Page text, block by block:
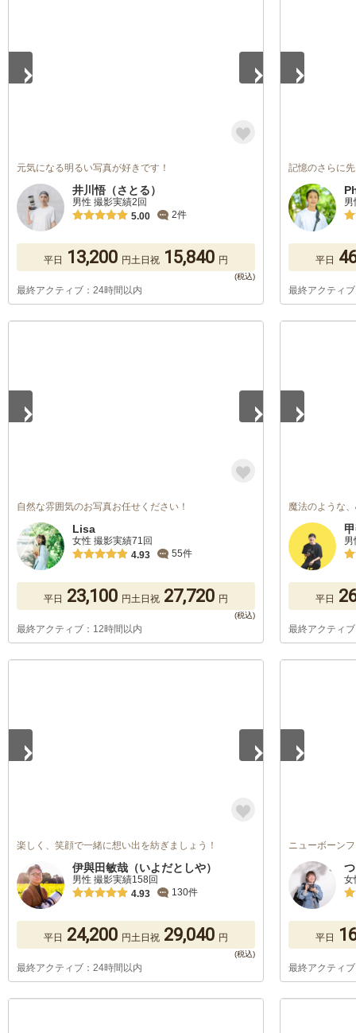
元気になる明るい写真が好きです！
井川悟（さとる）
男性 撮影実績2回
5.00
2件
平日 13,200 円土日祝 15,840 円
最終アクティブ：24時間以内
記憶のさらに
平日
最終アクティ
自然な雰囲気のお写真お任せください！
Lisa
女性 撮影実績71回
4.93
55件
平日 23,100 円土日祝 27,720 円
最終アクティブ：12時間以内
魔法のような
平日
最終アクティ
楽しく、笑顔で一緒に想い出を紡ぎましょう！
伊與田敏哉（いよだとしや）
男性 撮影実績158回
4.93
130件
平日 24,200 円土日祝 29,040 円
最終アクティブ：24時間以内
ニューボーン
女
平日
最終アクティ